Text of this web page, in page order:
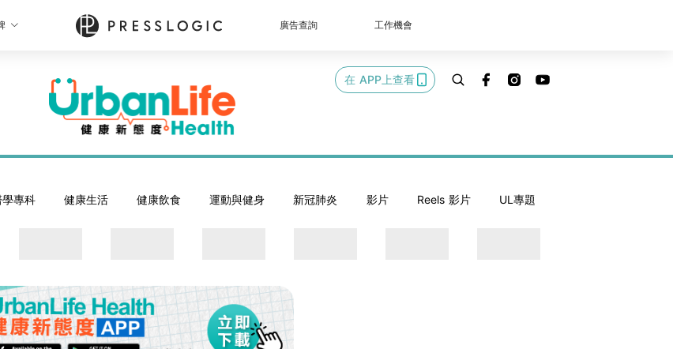
廣告查詢 工作機會
在 APP上查看
學專科 健康生活 健康飲食 運動與健身 新冠肺炎 影片 Reels 影片 UL專題